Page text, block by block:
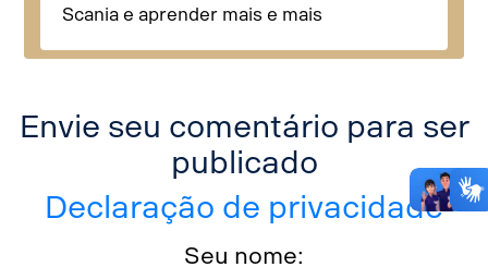
Scania e aprender mais e mais
Envie seu comentário para ser
publicado
Declaração de privacidade
Seu nome: